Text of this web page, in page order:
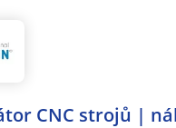
CNC strojů ️|